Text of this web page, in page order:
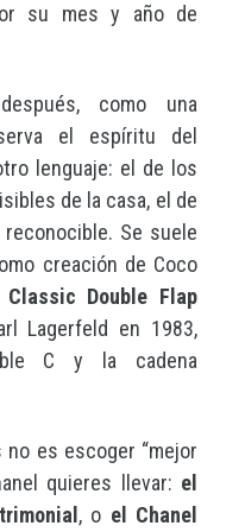
su mes y año de
como una
el espíritu del
lenguaje: el de los
de la casa, el de
Se suele
creación de Coco
Classic Double Flap
Lagerfeld en 1983,
C y la cadena
es escoger “mejor
quieres llevar: el
, o el Chanel